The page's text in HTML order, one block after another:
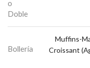
o
Doble
Bollería
Muffins-
Croissant